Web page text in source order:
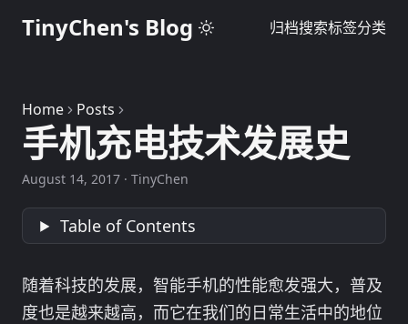
TinyChen's Blog 归档搜索标签分类
Home Posts
手机充电技术发展史
August 14, 2017 · TinyChen
Table of Contents
随着科技的发展，智能手机的性能愈发强大，普及
度也是越来越高，而它在我们的日常生活中的地位